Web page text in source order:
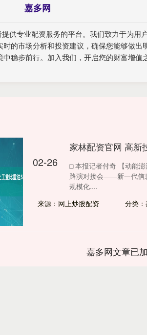
嘉多网
供专业配资服务的平台。我们致力于为
的市场分析和投资建议，确保您能够做
稳步前行。加入我们，开启您的财富增值
02-26
家林配资官网 高新
□ 本报记者付奇 【动能
路演对接会——新一代信
规模化....
来源：网上炒股配资
分类
嘉多网文章已